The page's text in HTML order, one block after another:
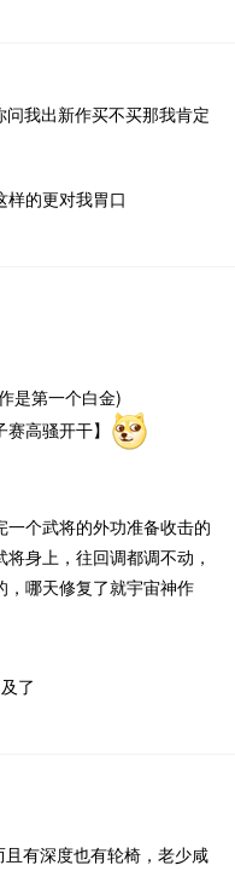
我出新作买不买那我肯定
样的更对我胃口
是第一个白金)
高骚开干】
个武将的外功准备收击的
身上，往回调都调不动，
，哪天修复了就宇宙神作
了
有深度也有轮椅，老少咸